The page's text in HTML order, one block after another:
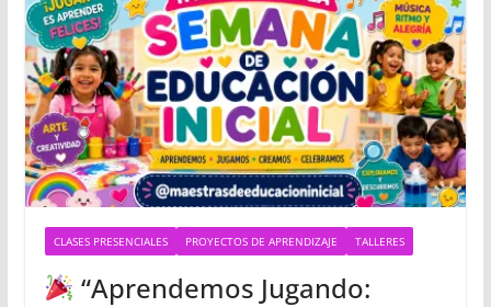
CLASES PRESENCIALES PROYECTOS DE APRENDIZAJE TALLERES
“Aprendemos Jugando: